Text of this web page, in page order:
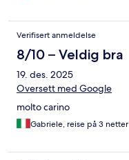
Verifisert anmeldelse
8/10 – Veldig bra
19. des. 2025
Oversett med Google
molto carino
Gabriele, reise på 3 netter